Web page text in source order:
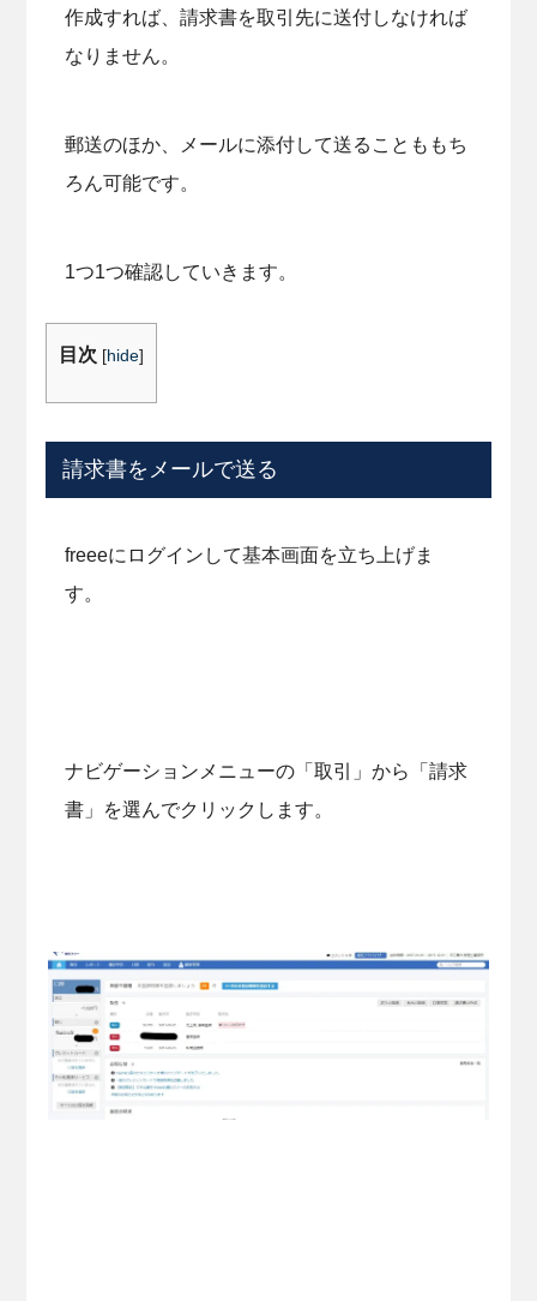
作成すれば、請求書を取引先に送付しなければ
なりません。
郵送のほか、メールに添付して送ることももち
ろん可能です。
1つ1つ確認していきます。
目次 [hide]
請求書をメールで送る
freeeにログインして基本画面を立ち上げま
す。
ナビゲーションメニューの「取引」から「請求
書」を選んでクリックします。